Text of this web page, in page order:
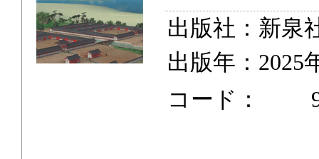
出版社：新泉
出版年：2025
コード：